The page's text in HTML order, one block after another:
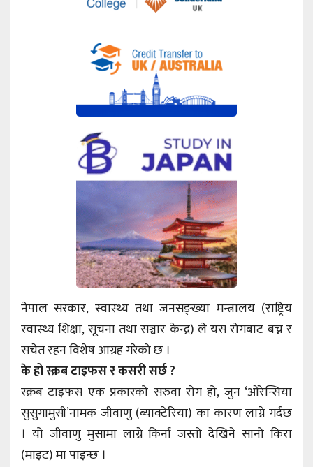
नेपाल सरकार, स्वास्थ्य तथा जनसङ्ख्या मन्त्रालय (राष्ट्रिय
स्वास्थ्य शिक्षा, सूचना तथा सञ्चार केन्द्र) ले यस रोगबाट बच्न र
सचेत रहन विशेष आग्रह गरेको छ ।
के हो स्क्रब टाइफस र कसरी सर्छ ?
स्क्रब टाइफस एक प्रकारको सरुवा रोग हो, जुन ‘ओरेन्सिया
सुसुगामुसी’नामक जीवाणु (ब्याक्टेरिया) का कारण लाग्ने गर्दछ
। यो जीवाणु मुसामा लाग्ने किर्ना जस्तो देखिने सानो किरा
(माइट) मा पाइन्छ ।